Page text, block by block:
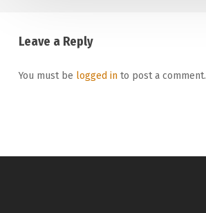
Leave a Reply
You must be logged into post a comment.